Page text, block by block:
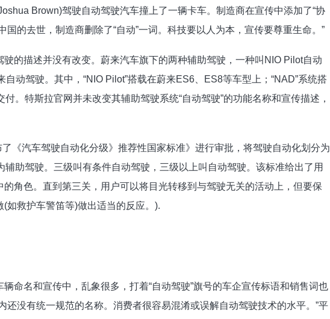
Brown)驾驶自动驾驶汽车撞上了一辆卡车。制造商在宣传中添加了“协
国的去世，制造商删除了“自动”一词。科技要以人为本，宣传要尊重生命。”
的描述并没有改变。蔚来汽车旗下的两种辅助驾驶，一种叫NIO Pilot自动
动驾驶。其中，“NIO Pilot”搭载在蔚来ES6、ES8等车型上；“NAD”系统搭
。特斯拉官网并未改变其辅助驾驶系统“自动驾驶”的功能名称和宣传描述，
《汽车驾驶自动化分级》推荐性国家标准》进行审批，将驾驶自动化划分为
助驾驶。三级叫有条件自动驾驶，三级以上叫自动驾驶。该标准给出了用
的角色。直到第三关，用户可以将目光转移到与驾驶无关的活动上，但要保
如救护车警笛等)做出适当的反应。).
命名和宣传中，乱象很多，打着“自动驾驶”旗号的车企宣传标语和销售词也
还没有统一规范的名称。消费者很容易混淆或误解自动驾驶技术的水平。”平